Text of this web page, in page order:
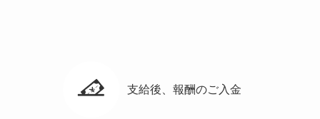
支給後、報酬のご入金